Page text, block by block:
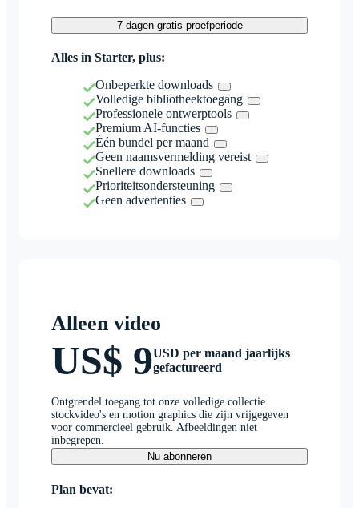
7 dagen gratis proefperiode
Alles in Starter, plus:
Onbeperkte downloads
Volledige bibliotheektoegang
Professionele ontwerptools
Premium AI-functies
Één bundel per maand
Geen naamsvermelding vereist
Snellere downloads
Prioriteitsondersteuning
Geen advertenties
Alleen video
US$ 9USD per maand jaarlijks
gefactureerd
Ontgrendel toegang tot onze volledige collectie
stockvideo's en motion graphics die zijn vrijgegeven
voor commercieel gebruik. Afbeeldingen niet
inbegrepen.
Nu abonneren
Plan bevat: